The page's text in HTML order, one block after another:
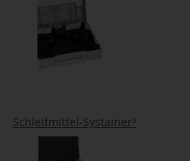
Schleifmittel-Systainer³